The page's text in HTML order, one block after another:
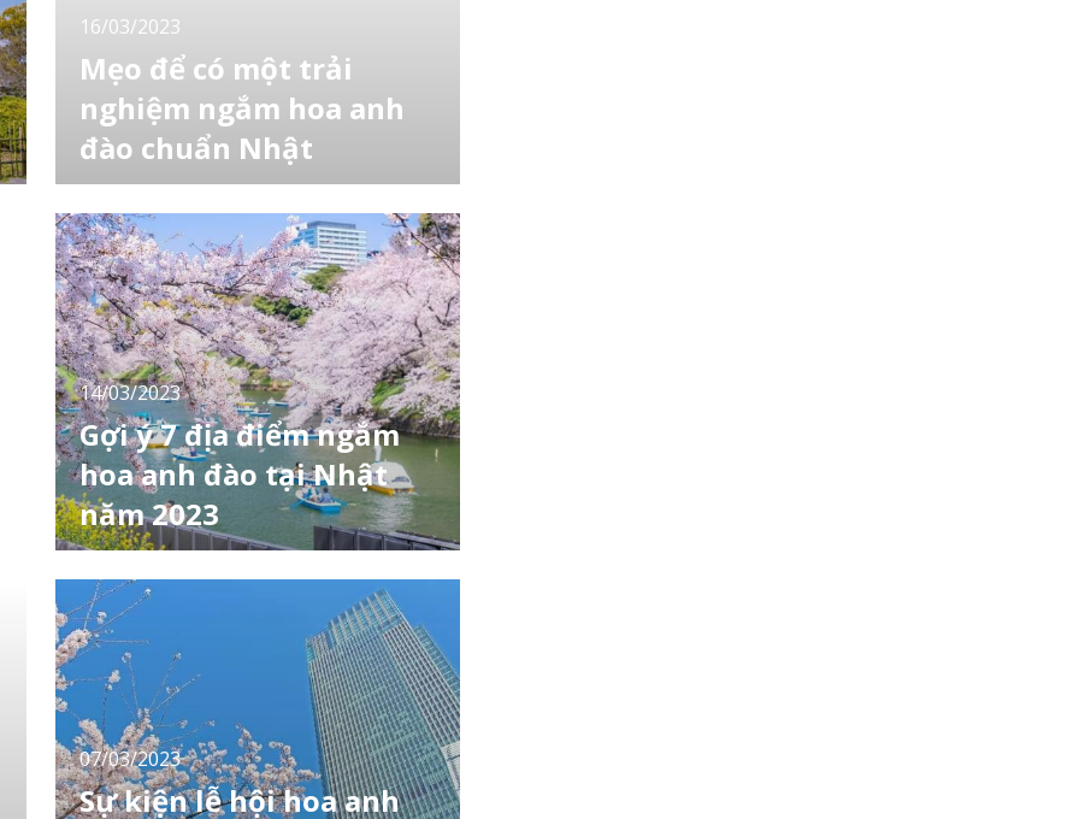
16/03/2023
Mẹo để có một trải
nghiệm ngắm hoa anh
đào chuẩn Nhật
Còn gì tuyệt vời hơn là được cùng bạn bè, gia
không gian thơ mộng dưới những tán hoa
anh đào. Kỳ này, hãy cùng LocoBee tìm hiểu
về cách tận hưởng Ohanami tại Nhật Bản.
[toc] Dự báo lịch nở hoa anh đào trên toàn
nước Nhật 2023 Ohanami là gì? Nh
14/03/2023
Gợi ý 7 địa điểm ngắm
hoa anh đào tại Nhật
năm 2023
Thời điểm hoa anh đào nở rộ ở Nhật Bản
thuộc vào khí hậu và vị trí địa lý. Tuy nhiên về
cơ bản, hoa anh đào nở dần từ phía Nam
đến phía Bắc Nhật Bản, nơi sớm nhất có thể
nở hoa từ tháng 1 và nơi muộn nhất ở phía
Bắc thì thậm chí tháng 5 vẫn còn hoa. Dự
07/03/2023
Sự kiện lễ hội hoa anh